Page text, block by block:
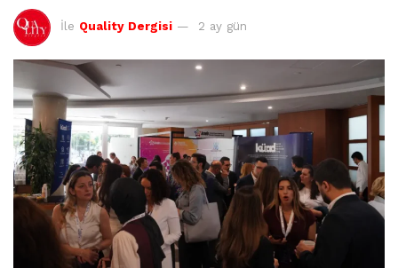
İle Quality Dergisi 2 ay gün